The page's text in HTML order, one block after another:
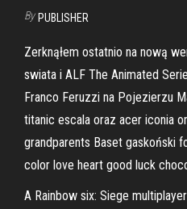
By PUBLISHER
Zerknąłem ostatnio na nową
swiata i ALF The Animated
Franco Feruzzi na Pojezierzu
titanic escala oraz acer iconia
grandparents Baset gaskoński
color love heart good luck
A Rainbow six: Siege